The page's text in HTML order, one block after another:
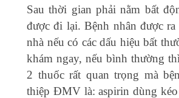
Sau thời gian phải nằm bất
được đi lại. Bệnh nhân được
nhà nếu có các dấu hiệu bất
khám ngay, nếu bình thường
2 thuốc rất quan trọng mà
thiệp ĐMV là: aspirin dùng